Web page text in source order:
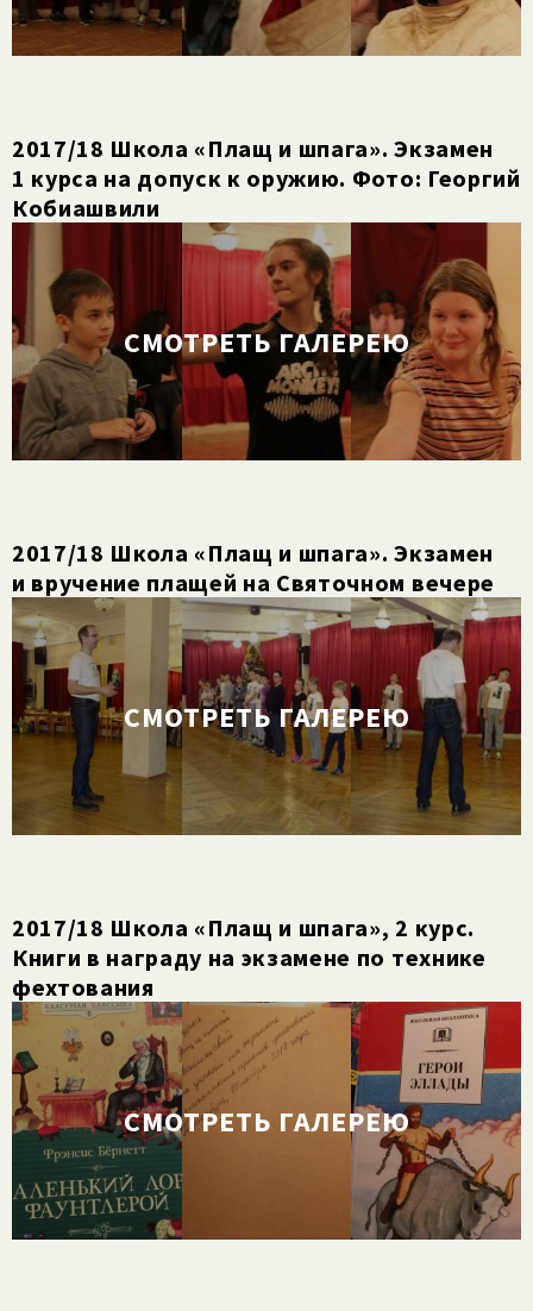
2017/​18 Школа «Плащ и шпага». Экзамен
1 курса на допуск к оружию. Фото: Георгий
Кобиашвили
СМОТРЕТЬ ГАЛЕРЕЮ
2017/​18 Школа «Плащ и шпага». Экзамен
и вручение плащей на Святочном вечере
СМОТРЕТЬ ГАЛЕРЕЮ
2017/​18 Школа «Плащ и шпага», 2 курс.
Книги в награду на экзамене по технике
фехтования
СМОТРЕТЬ ГАЛЕРЕЮ